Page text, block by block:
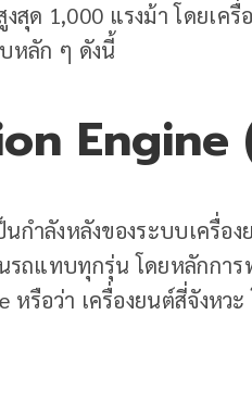
ด 1,000 แรงม้า โดยเครื่
หลัก ๆ ดังนี้
Engine
ำลังหลังของระบบเครื่อ
ถแทบทุกรุ่น โดยหลักการ
รือว่า เครื่องยนต์สี่จังหว